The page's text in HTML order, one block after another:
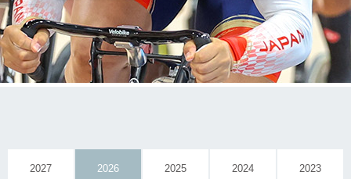
2027 2026 2025 2024 2023